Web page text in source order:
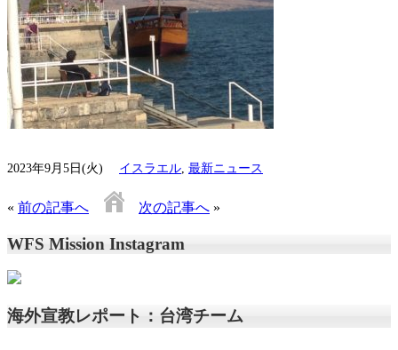
2023年9月5日(火) イスラエル 最新ニュース
« 前の記事へ 次の記事へ »
WFS Mission Instagram
海外宣教レポート：台湾チーム